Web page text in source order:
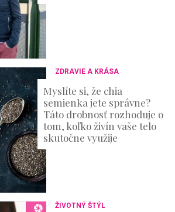
ZDRAVIE A KRÁSA
Myslíte si, že chia
semienka jete správne?
Táto drobnosť rozhoduje o
tom, koľko živín vaše telo
skutočne využije
ŽIVOTNÝ ŠTÝL